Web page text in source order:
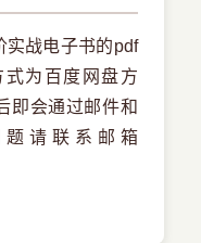
实战电子书的pdf
为百度网盘方
即会通过邮件和
请联系邮箱